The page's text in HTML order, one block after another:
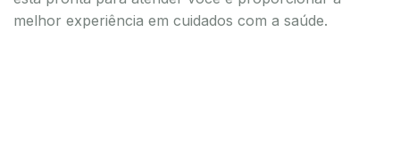
melhor experiência em cuidados com a saúde.